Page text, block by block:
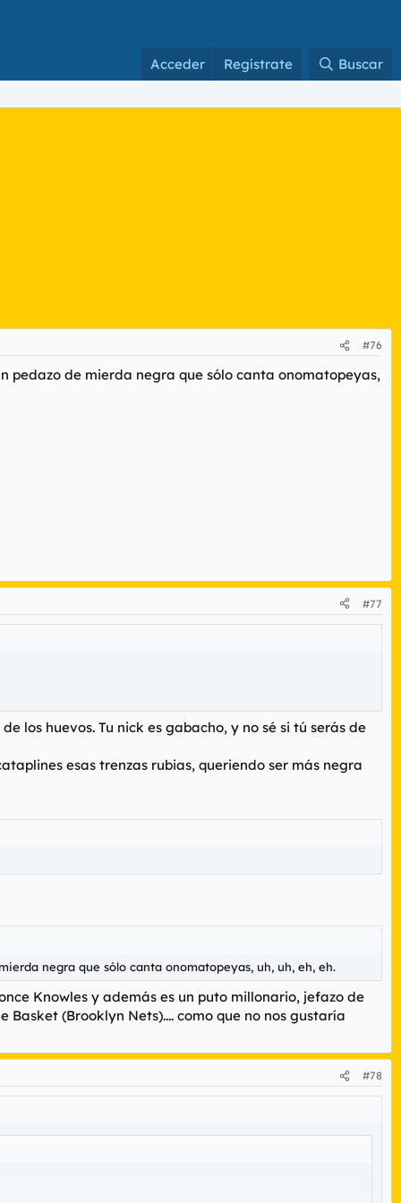
Acceder Regístrate Buscar
#76
pedazo de mierda negra que sólo canta onomatopeyas,
#77
los huevos. Tu nick es gabacho, y no sé si tú serás de
esas trenzas rubias, queriendo ser más negra
negra que sólo canta onomatopeyas, uh, uh, eh, eh.
Knowles y además es un puto millonario, jefazo de
(Brooklyn Nets).... como que no nos gustaría
#78